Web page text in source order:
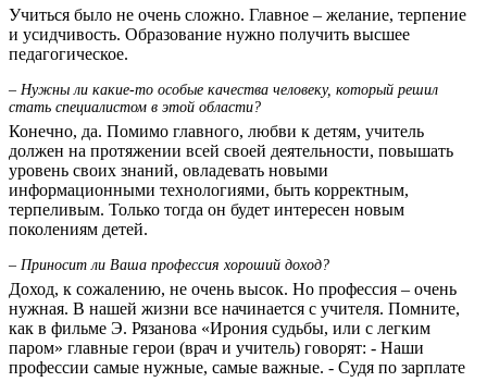
Учиться было не очень сложно. Главное – желание, терпение
и усидчивость. Образование нужно получить высшее
педагогическое.
– Нужны ли какие-то особые качества человеку, который решил
стать специалистом в этой области?
Конечно, да. Помимо главного, любви к детям, учитель
должен на протяжении всей своей деятельности, повышать
уровень своих знаний, овладевать новыми
информационными технологиями, быть корректным,
терпеливым. Только тогда он будет интересен новым
поколениям детей.
– Приносит ли Ваша профессия хороший доход?
Доход, к сожалению, не очень высок. Но профессия – очень
нужная. В нашей жизни все начинается с учителя. Помните,
как в фильме Э. Рязанова «Ирония судьбы, или с легким
паром» главные герои (врач и учитель) говорят: - Наши
профессии самые нужные, самые важные. - Судя по зарплате